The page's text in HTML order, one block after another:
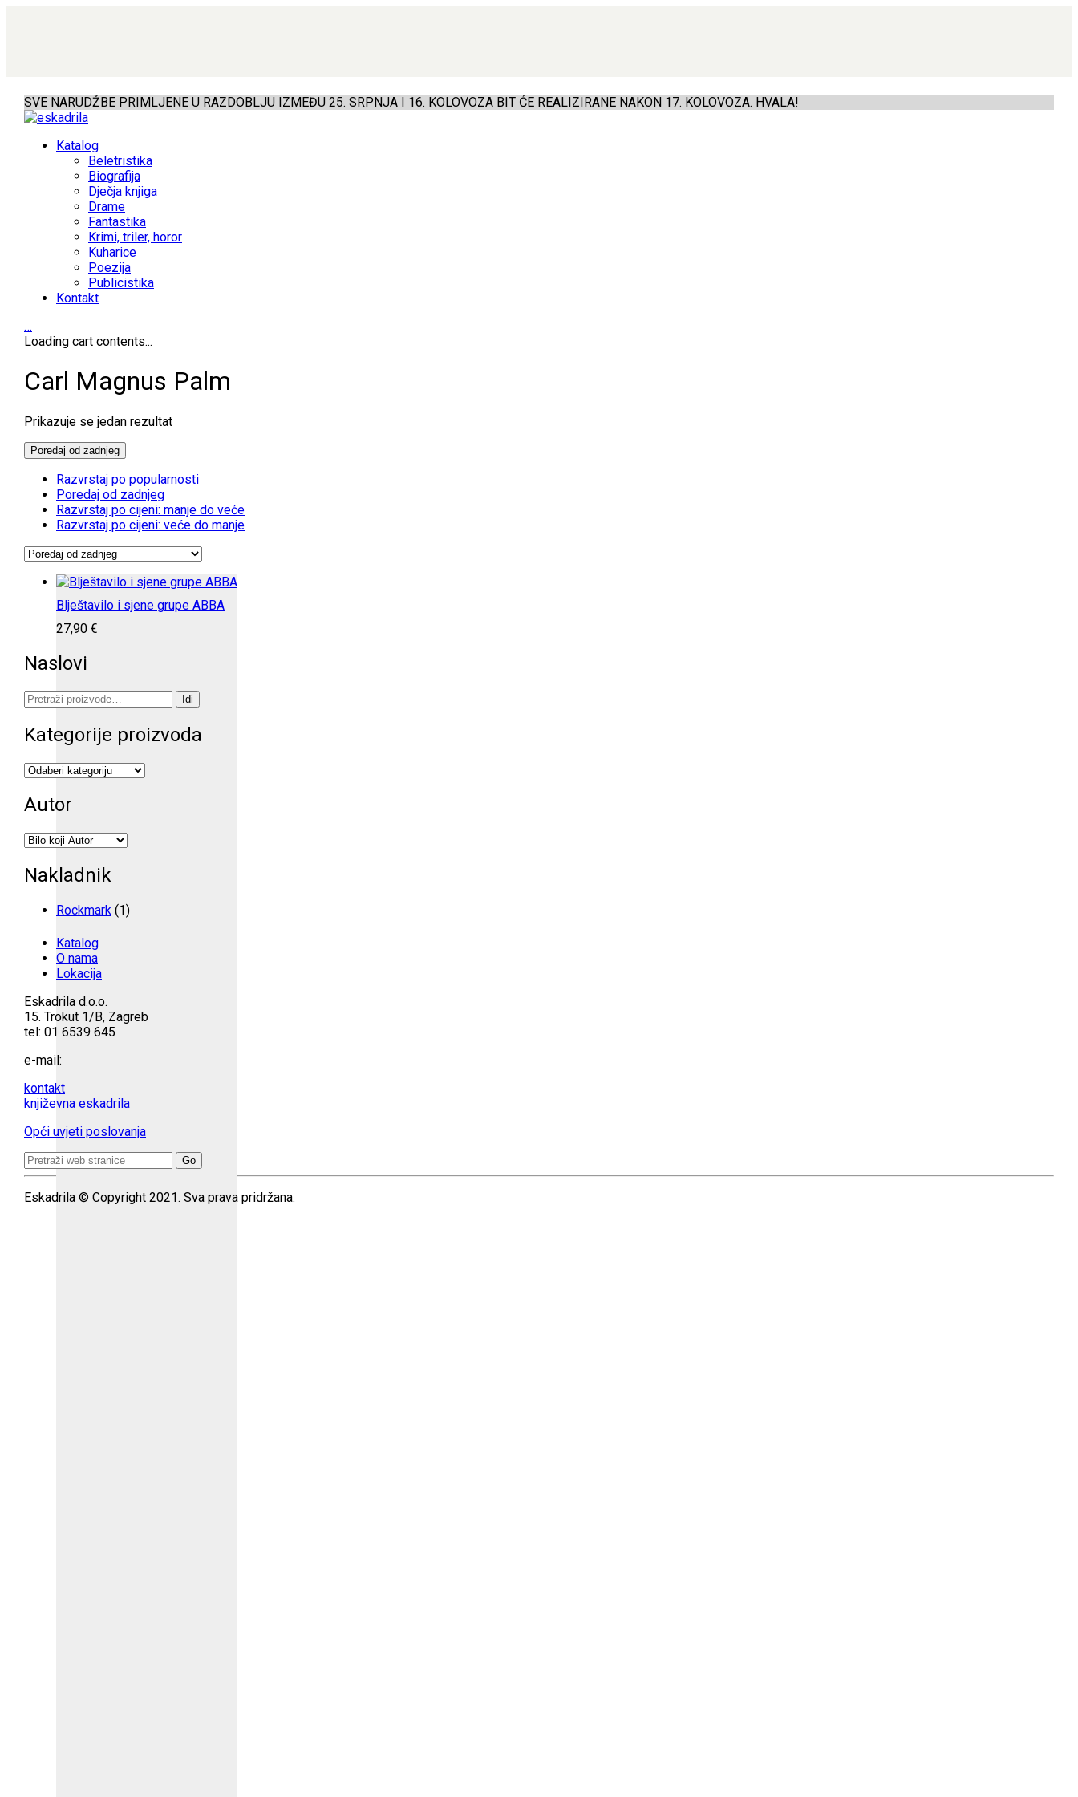
SVE NARUDŽBE PRIMLJENE U RAZDOBLJU IZMEĐU 25. SRPNJA I 16. KOLOVOZA BIT ĆE REALIZIRANE NAKON 17. KOLOVOZA. HVALA!
Katalog
Beletristika
Biografija
Dječja knjiga
Drame
Fantastika
Krimi, triler, horor
Kuharice
Poezija
Publicistika
Kontakt
…
Loading cart contents...
Carl Magnus Palm
Prikazuje se jedan rezultat
Poredaj od zadnjeg
Razvrstaj po popularnosti
Poredaj od zadnjeg
Razvrstaj po cijeni: manje do veće
Razvrstaj po cijeni: veće do manje
Blještavilo i sjene grupe ABBA
27,90 €
Naslovi
Pretraži: Idi
Kategorije proizvoda
Autor
Nakladnik
Rockmark (1)
Katalog
O nama
Lokacija
Eskadrila d.o.o.
15. Trokut 1/B, Zagreb
tel: 01 6539 645
e-mail:
kontakt
književna eskadrila
Opći uvjeti poslovanja
Search
for:
Eskadrila © Copyright 2021. Sva prava pridržana.